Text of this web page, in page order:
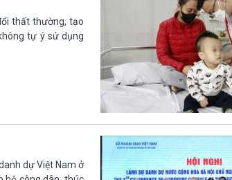
thất thường, tạo
tự ý sử dụng
dự Việt Nam ở